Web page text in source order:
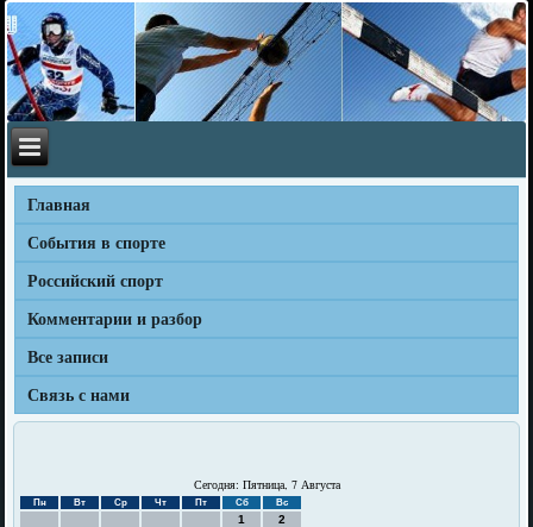
Главная
События в спорте
Российский спорт
Комментарии и разбор
Все записи
Связь с нами
Сегодня: Пятница, 7 Августа
Пн Вт Ср Чт Пт Сб Вс
1
2